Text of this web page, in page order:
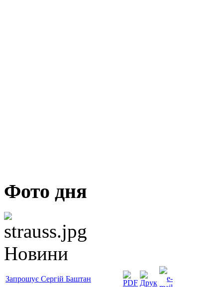
Фото дня
Новини
Запрошує Сергій Баштан